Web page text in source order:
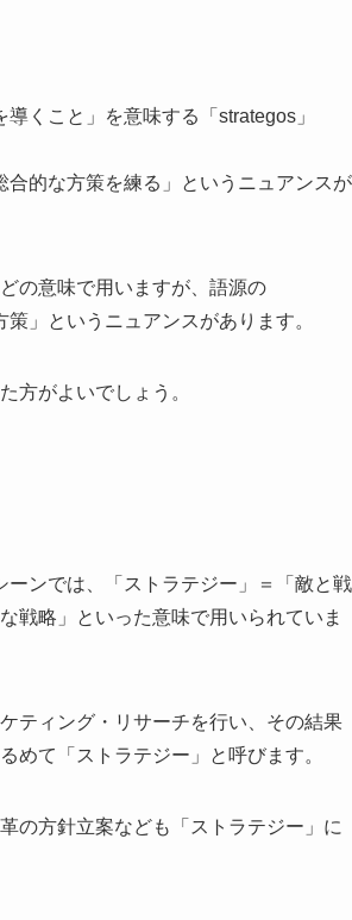
くこと」を意味する「strategos」
的な方策を練る」というニュアンスが
の意味で用いますが、語源の
」というニュアンスがあります。
方がよいでしょう。
ンでは、「ストラテジー」＝「敵と戦
戦略」といった意味で用いられていま
ティング・リサーチを行い、その結果
めて「ストラテジー」と呼びます。
の方針立案なども「ストラテジー」に